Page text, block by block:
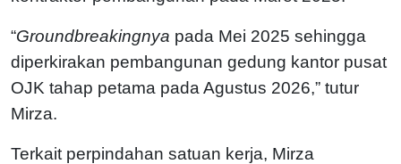
“Groundbreakingnya pada Mei 2025 sehingga
diperkirakan pembangunan gedung kantor pusat
OJK tahap petama pada Agustus 2026,” tutur
Mirza.
Terkait perpindahan satuan kerja, Mirza